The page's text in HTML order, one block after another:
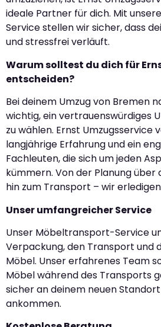
ideale Partner für dich. Mit
Service stellen wir sicher, dass
und stressfrei verläuft.
Warum solltest du dich für
entscheiden?
Bei deinem Umzug von Bremen
wichtig, ein vertrauenswürdiges
zu wählen. Ernst Umzugsservice
langjährige Erfahrung und ein
Fachleuten, die sich um jeden
kümmern. Von der Planung über
hin zum Transport – wir
Unser umfangreicher Service
Unser Möbeltransport-Service
Verpackung, den Transport und
Möbel. Unser erfahrenes Team
Möbel während des Transports
sicher an deinem neuen
ankommen.